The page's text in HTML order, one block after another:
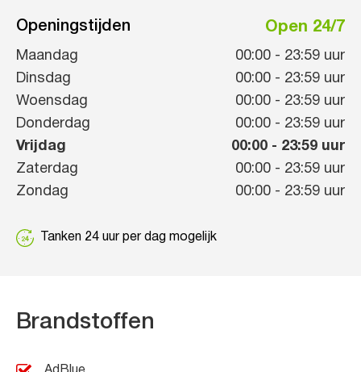
Openingstijden Open 24/7
Maandag 00:00 - 23:59 uur
Dinsdag
00:00 - 23:59 uur
Woensdag
00:00 - 23:59 uur
Donderdag
00:00 - 23:59 uur
Vrijdag
00:00 - 23:59 uur
Zaterdag
00:00 - 23:59 uur
Zondag
00:00 - 23:59 uur
Tanken 24 uur per dag mogelijk
Brandstoffen